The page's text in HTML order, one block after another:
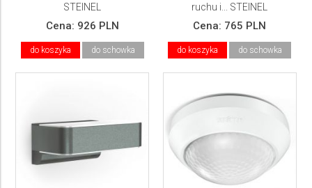
STEINEL
Cena: 926 PLN
do koszyka do schowka
ruchu i... STEINEL
Cena: 765 PLN
do koszyka do schowka